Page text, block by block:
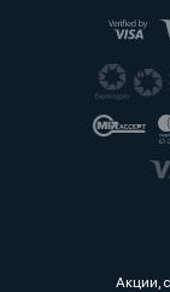
Акции,